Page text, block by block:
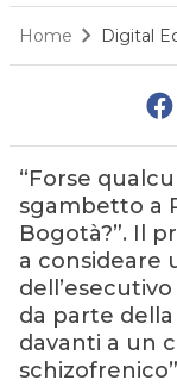
Home Digital
“Forse
sgambetto a
Bogotà?”. Il
a consideare
da parte della
davanti a un
schizofrenico”